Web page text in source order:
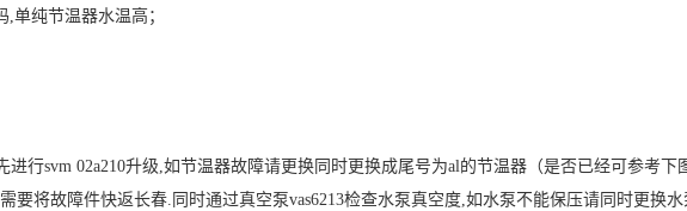
单纯节温器水温高；
进行svm 02a210升级,如节温器故障请更换同时更换成尾号为al的节温器（是否已经可参考下
要将故障件快返长春.同时通过真空泵vas6213检查水泵真空度,如水泵不能保压请同时更换水